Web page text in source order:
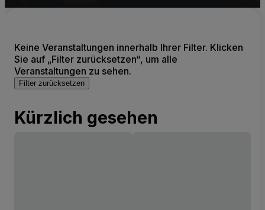
Keine Veranstaltungen innerhalb Ihrer Filter. Klicken
Sie auf „Filter zurücksetzen“, um alle
Veranstaltungen zu sehen.
Filter zurücksetzen
Kürzlich gesehen